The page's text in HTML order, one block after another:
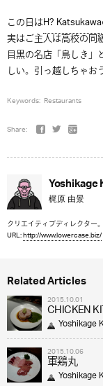
この日はH? Katsukawa
実はご主人は高校の同
目黒の名店「鳥しき
しい。引っ越しちゃお
Keywords: Restaurants
Share:
Yoshikage
梶原 由景
クリエイティブディレクター
URL:http://www.lowercase.biz/
Related Articles
2015.10.01
CHICKEN
Yoshikage
2015.10.06
軍鶏丸
Yoshikage